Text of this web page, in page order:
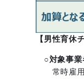
【男性育休
○対象事業
常時雇用